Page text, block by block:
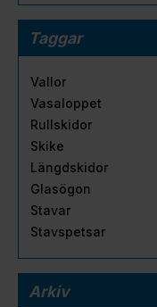
Taggar
Vallor
Vasaloppet
Rullskidor
Skike
Längdskidor
Glasögon
Stavar
Stavspetsar
Arkiv